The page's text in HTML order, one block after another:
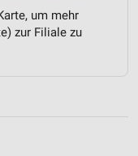
um mehr
zur Filiale zu